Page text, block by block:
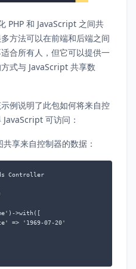
PHP 和 JavaScript 之间共
方法可以在前端和后端之间
合所有人，但它可以提供一
式与 JavaScript 共享数
例说明了此包如何将来自控
可访问：
享来自控制器的数据：
Controller
>with([
=> '1969-07-20'